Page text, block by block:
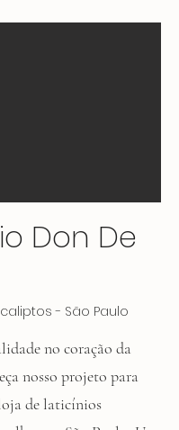
Don De
- São Paulo
no coração da
nosso projeto para
de laticínios